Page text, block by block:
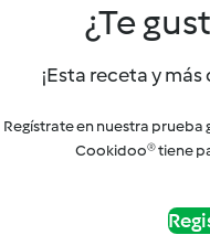
¿Te
¡Esta receta y
Regístrate en nuestra
Cookidoo® tiene